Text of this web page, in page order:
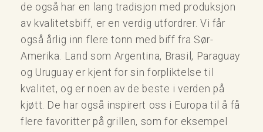
de også har en lang tradisjon med produksjon
av kvalitetsbiff, er en verdig utfordrer. Vi får
også årlig inn flere tonn med biff fra Sør-
Amerika. Land som Argentina, Brasil, Paraguay
og Uruguay er kjent for sin forpliktelse til
kvalitet, og er noen av de beste i verden på
kjøtt. De har også inspirert oss i Europa til å få
flere favoritter på grillen, som for eksempel